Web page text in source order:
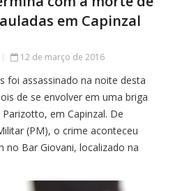
em Capinzal
12 de março de 2016
foi assassinado na noite desta
de se envolver em uma briga
em Capinzal. De
(PM), o crime aconteceu
no Bar Giovani, localizado na